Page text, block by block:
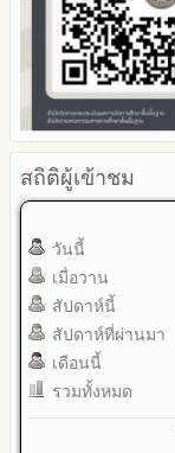
สถิติผู้เข้าชม
วันนี้
เมื่อวาน
สัปดาห์นี้
สัปดาห์ที่ผ่านมา
เดือนนี้
รวมทั้งหมด